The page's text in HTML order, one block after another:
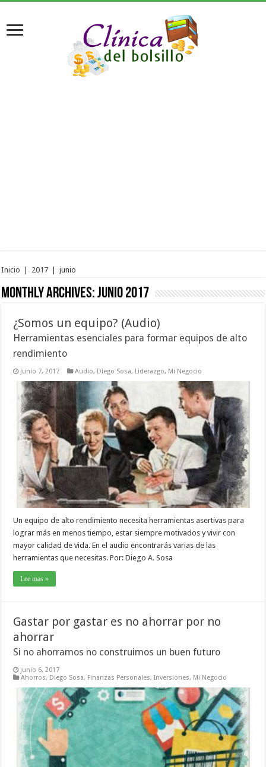
Inicio | 2017 | junio
Monthly Archives:junio 2017
¿Somos un equipo? (Audio)
Herramientas esenciales para formar equipos de alto
rendimiento
junio 7, 2017 Audio, Diego Sosa, Liderazgo, Mi Negocio
Un equipo de alto rendimiento necesita herramientas asertivas para
lograr más en menos tiempo, estar siempre motivados y vivir con
mayor calidad de vida. En el audio encontrarás varias de las
herramientas que necesitas. Por: Diego A. Sosa
Lee mas »
Gastar por gastar es no ahorrar por no
ahorrar
Si no ahorramos no construimos un buen futuro
junio 6, 2017
Ahorros, Diego Sosa, Finanzas Personales,Inversiones, Mi Negocio